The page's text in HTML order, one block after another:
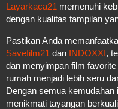
Layarkaca21 memenuhi
dengan kualitas tampilan
Pastikan Anda
Savefilm21 dan INDOXXI,
dan menyimpan film
rumah menjadi lebih seru
Dengan semua kemudahan
menikmati tayangan